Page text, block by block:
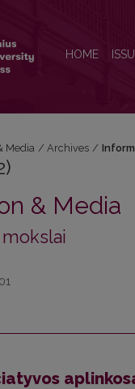
HOME
Media / Archives /
& Media